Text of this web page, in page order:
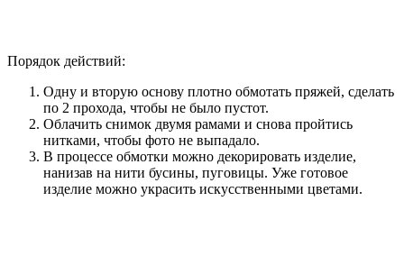
Порядок действий:
Одну и вторую основу плотно обмотать пряжей, сделать
по 2 прохода, чтобы не было пустот.
Облачить снимок двумя рамами и снова пройтись
нитками, чтобы фото не выпадало.
В процессе обмотки можно декорировать изделие,
нанизав на нити бусины, пуговицы. Уже готовое
изделие можно украсить искусственными цветами.